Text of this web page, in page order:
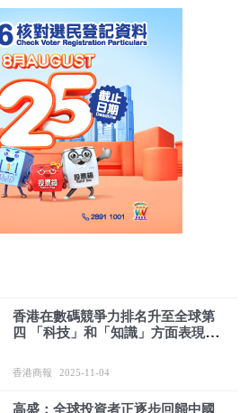
香港在數碼競爭力排名升至全球第
四 「科技」和「知識」方面表現出
香港商報 2025-11-04
高盛：全球投資者正逐步回歸中國